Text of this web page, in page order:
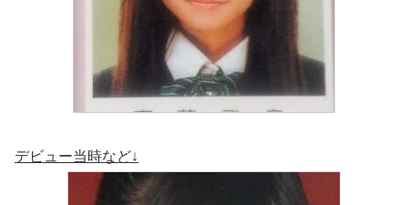
デビュー当時など↓